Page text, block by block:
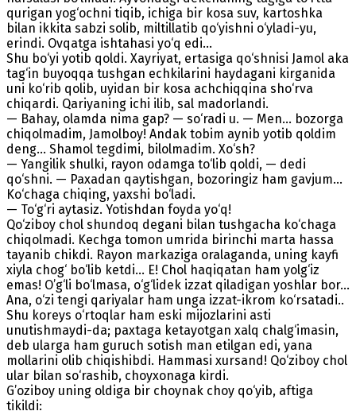
qurigan yog‘ochni tiqib, ichiga bir kosa suv, kartoshka
bilan ikkita sabzi solib, miltillatib qo‘yishni o‘yladi-yu,
erindi. Ovqatga ishtahasi yo‘q edi...
Shu bo‘yi yotib qoldi. Xayriyat, ertasiga qo‘shnisi Jamol aka
tag‘in buyoqqa tushgan echkilarini haydagani kirganida
uni ko‘rib qolib, uyidan bir kosa achchiqqina sho‘rva
chiqardi. Qariyaning ichi ilib, sal madorlandi.
— Bahay, olamda nima gap? — so‘radi u. — Men... bozorga
chiqolmadim, Jamolboy! Andak tobim aynib yotib qoldim
deng... Shamol tegdimi, bilolmadim. Xo‘sh?
— Yangilik shulki, rayon odamga to‘lib qoldi, — dedi
qo‘shni. — Paxadan qaytishgan, bozoringiz ham gavjum...
Ko‘chaga chiqing, yaxshi bo‘ladi.
— To‘g‘ri aytasiz. Yotishdan foyda yo‘q!
Qo‘ziboy chol shundoq degani bilan tushgacha ko‘chaga
chiqolmadi. Kechga tomon umrida birinchi marta hassa
tayanib chikdi. Rayon markaziga oralaganda, uning kayfi
xiyla chog‘ bo‘lib ketdi... E! Chol haqiqatan ham yolg‘iz
emas! O’g‘li bo‘lmasa, o‘g‘lidek izzat qiladigan yoshlar bor...
Ana, o‘zi tengi qariyalar ham unga izzat-ikrom ko‘rsatadi..
Shu koreys o‘rtoqlar ham eski mijozlarini asti
unutishmaydi-da; paxtaga ketayotgan xalq chalg‘imasin,
deb ularga ham guruch sotish man etilgan edi, yana
mollarini olib chiqishibdi. Hammasi xursand! Qo‘ziboy chol
ular bilan so‘rashib, choyxonaga kirdi.
G’oziboy uning oldiga bir choynak choy qo‘yib, aftiga
tikildi: